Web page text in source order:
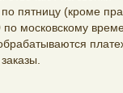
пятницу (кроме
московскому